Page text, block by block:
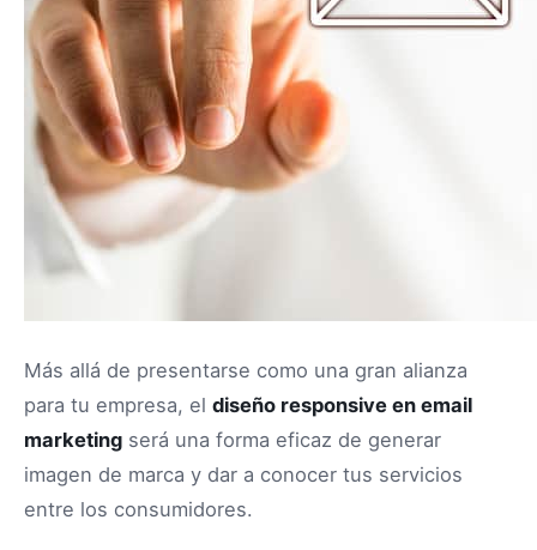
Más allá de presentarse como una gran alianza
para tu empresa, el diseño responsive en email
marketing será una forma eficaz de generar
imagen de marca y dar a conocer tus servicios
entre los consumidores.